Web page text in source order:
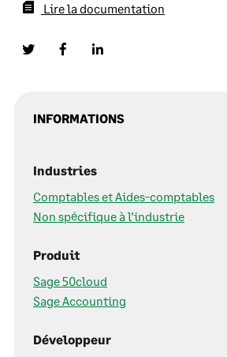
Lire la documentation
INFORMATIONS
Industries
Comptables et Aides-comptables
Non spécifique à l’industrie
Produit
Sage 50cloud
Sage Accounting
Développeur